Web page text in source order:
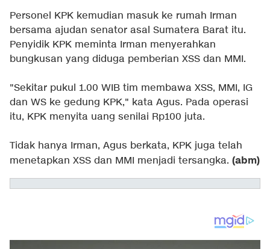
Personel KPK kemudian masuk ke rumah Irman
bersama ajudan senator asal Sumatera Barat itu.
Penyidik KPK meminta Irman menyerahkan
bungkusan yang diduga pemberian XSS dan MMI.
"Sekitar pukul 1.00 WIB tim membawa XSS, MMI, IG
dan WS ke gedung KPK," kata Agus. Pada operasi
itu, KPK menyita uang senilai Rp100 juta.
Tidak hanya Irman, Agus berkata, KPK juga telah
menetapkan XSS dan MMI menjadi tersangka. (abm)